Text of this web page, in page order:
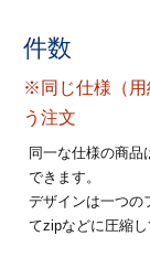
印刷
リーブ印刷
加工
印刷
ァイル印刷
件数
※同じ仕様（用
う注文
同一な仕様の商
できます。
デザインは一つの
てzipなどに圧縮し